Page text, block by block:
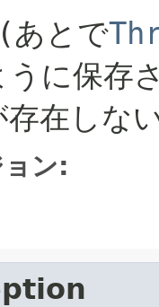
とで
うに保存
存在しな
ン: